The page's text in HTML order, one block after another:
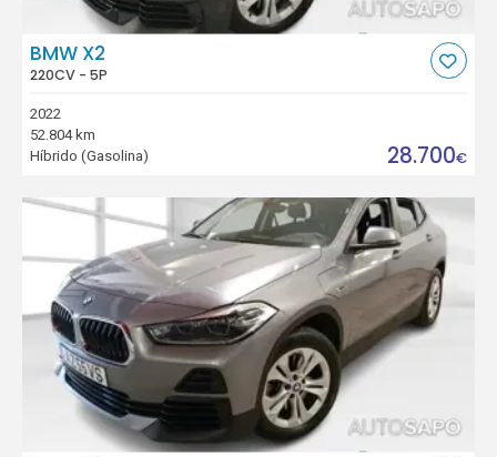
BMW X2
220CV - 5P
2022
52.804 km
Híbrido (Gasolina)
28.700€